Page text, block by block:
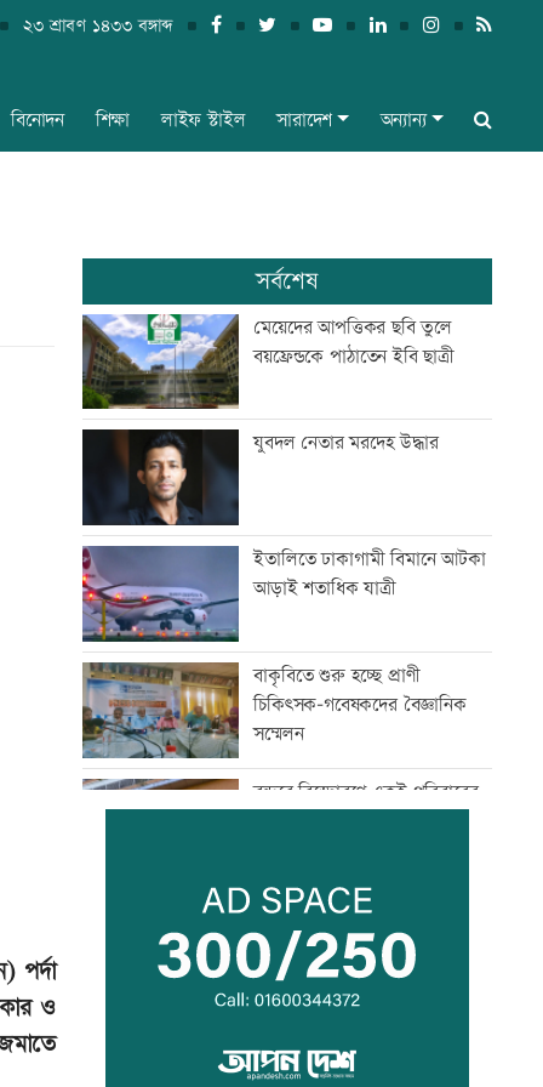
২৩ শ্রাবণ ১৪৩৩ বঙ্গাব্দ
বিনোদন শিক্ষা লাইফ স্টাইল সারাদেশ অন্যান্য
পর্দা
ও
সর্বশেষ
মেয়েদের আপত্তিকর ছবি তুলে
বয়ফ্রেন্ডকে পাঠাতেন ইবি ছাত্রী
যুবদল নেতার মরদেহ উদ্ধার
ইতালিতে ঢাকাগামী বিমানে আটকা
আড়াই শতাধিক যাত্রী
বাকৃবিতে শুরু হচ্ছে প্রাণী
চিকিৎসক-গবেষকদের বৈজ্ঞানিক
সম্মেলন
বন্দরে বিস্ফোরণে একই পরিবারের
পাঁচ আর্থিক প্রতিষ্ঠান বন্ধের
অনুমোদন, রোববার প্রশাসক
নিয়োগ
স্বাভাবিক